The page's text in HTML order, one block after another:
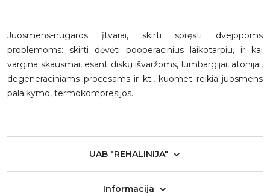
Juosmens-nugaros įtvarai, skirti spręsti dvejopoms
problemoms: skirti dėvėti pooperacinius laikotarpiu, ir kai
vargina skausmai, esant diskų išvaržoms, lumbargijai, atonijai,
degeneraciniams procesams ir kt., kuomet reikia juosmens
palaikymo, termokompresijos.
UAB "REHALINIJA"
Informacija